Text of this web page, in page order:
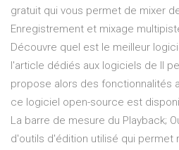
gratuit qui vous permet de mixer
Enregistrement et mixage
Découvre quel est le meilleur
l'article dédiés aux logiciels de Il
propose alors des fonctionnalités
ce logiciel open-source est
La barre de mesure du Playback;
d'outils d'édition utilisé qui permet